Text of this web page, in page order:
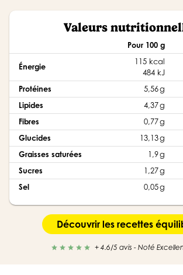
Valeurs
Pour 100 g
Énergie
115 kcal
484 kJ
Protéines
5,56 g
Lipides
4,37 g
Fibres
0,77 g
Glucides
13,13 g
Graisses saturées
1,9 g
Sucres
1,27 g
Sel
0,05 g
Découvrir les recettes
star star star star star + 4.6/5 avis - Noté